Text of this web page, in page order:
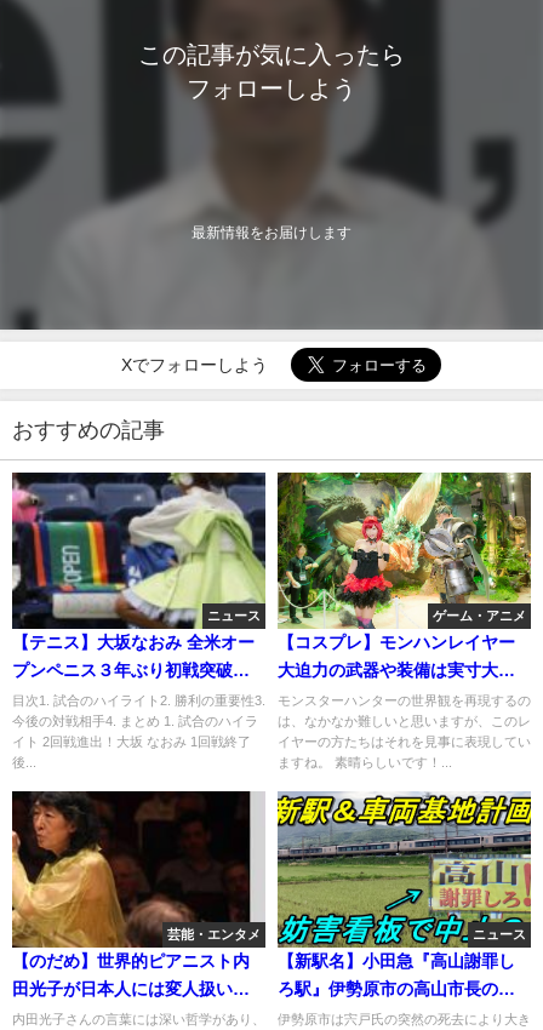
この記事が気に入ったら
フォローしよう
最新情報をお届けします
Xでフォローしよう
おすすめの記事
ニュース
【テニス】大坂なおみ 全米オー
プンペニス３年ぶり初戦突破。
世界１０位に完勝！
目次1. 試合のハイライト2. 勝利の重要性3.
今後の対戦相手4. まとめ 1. 試合のハイラ
イト 2回戦進出！大坂 なおみ 1回戦終了
後...
ゲーム・アニメ
【コスプレ】モンハンレイヤー
大迫力の武器や装備は実寸大で
再現リアルすぎｗ
モンスターハンターの世界観を再現するの
は、なかなか難しいと思いますが、このレ
イヤーの方たちはそれを見事に表現してい
ますね。 素晴らしいです！...
芸能・エンタメ
【のだめ】世界的ピアニスト内
田光子が日本人には変人扱いさ
れていると英紙「デイリー・テ
内田光子さんの言葉には深い哲学があり、
ニュース
【新駅名】小田急『高山謝罪し
ろ駅』伊勢原市の高山市長の後
任宍戸副市長急死！いいかげん
伊勢原市は宍戸氏の突然の死去により大き